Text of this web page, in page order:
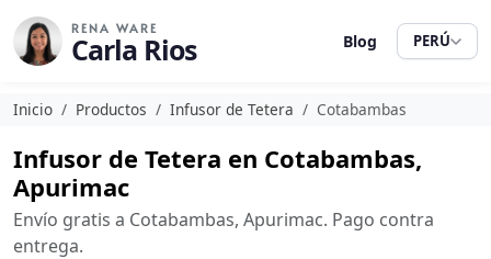
RENA WARE
Carla Rios Blog PERÚ
Inicio Productos Infusor de Tetera Cotabambas
Infusor de Tetera en Cotabambas,
Apurimac
Envío gratis a Cotabambas, Apurimac. Pago contra
entrega.